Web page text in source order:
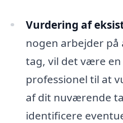
Vurdering af
nogen arbejder
tag, vil det være
professionel til at
af dit nuværende
identificere